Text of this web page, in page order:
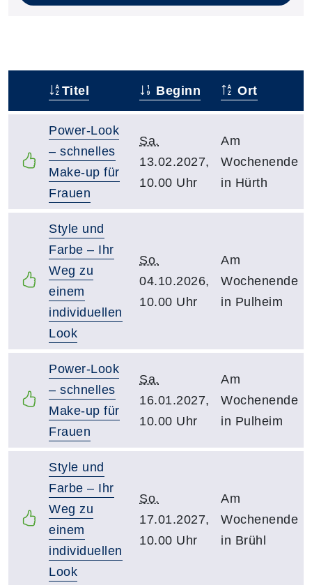
Titel Beginn Ort
Power-Look
– schnelles
Make-up für
Frauen
Sa.
13.02.2027,
10.00 Uhr
Am
Wochenende
in Hürth
Style und
Farbe – Ihr
Weg zu
einem
individuellen
Look
So.
04.10.2026,
10.00 Uhr
Am
Wochenende
in Pulheim
Power-Look
– schnelles
Make-up für
Frauen
Sa.
16.01.2027,
10.00 Uhr
Am
Wochenende
in Pulheim
Style und
Farbe – Ihr
Weg zu
einem
individuellen
Look
So.
17.01.2027,
10.00 Uhr
Am
Wochenende
in Brühl